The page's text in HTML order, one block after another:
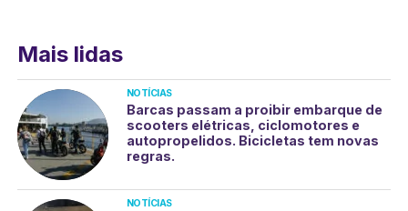
Mais lidas
NOTÍCIAS
Barcas passam a proibir embarque de
scooters elétricas, ciclomotores e
autopropelidos. Bicicletas tem novas
regras.
NOTÍCIAS